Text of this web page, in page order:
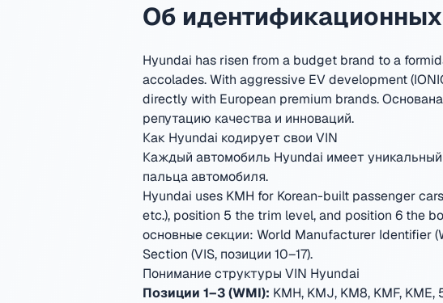
Об
Hyundai has risen from a budget brand to a
accolades. With aggressive EV development
directly with European premium brands.
репутацию качества и инноваций.
Как Hyundai кодирует свои VIN
Каждый автомобиль Hyundai имеет
пальца автомобиля.
Hyundai uses KMH for Korean-built passenger
etc.), position 5 the trim level, and position 6 the
основные секции: World Manufacturer Identifier
Section (VIS, позиции 10–17).
Понимание структуры VIN Hyundai
Позиции 1–3 (WMI): KMH, KMJ, KM8, KMF, KME,